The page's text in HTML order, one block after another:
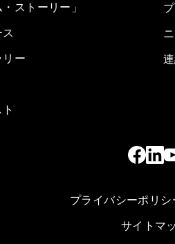
ストーリー」
ー
プライバシーポリ
サイトマ